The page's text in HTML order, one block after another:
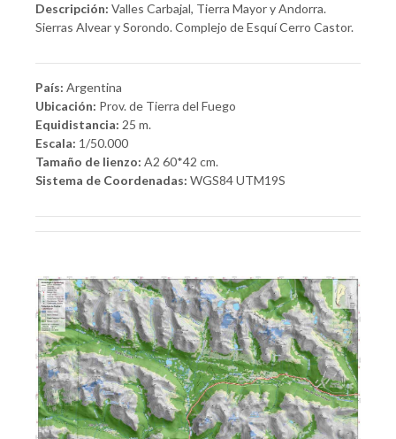
Descripción: Valles Carbajal, Tierra Mayor y Andorra.
Sierras Alvear y Sorondo. Complejo de Esquí Cerro Castor.
País: Argentina
Ubicación: Prov. de Tierra del Fuego
Equidistancia: 25 m.
Escala: 1/50.000
Tamaño de lienzo: A2 60*42 cm.
Sistema de Coordenadas: WGS84 UTM19S